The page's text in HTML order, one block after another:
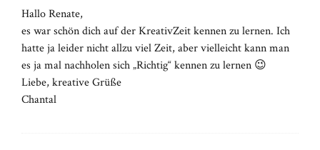
Hallo Renate,
es war schön dich auf der KreativZeit kennen zu lernen. Ich
hatte ja leider nicht allzu viel Zeit, aber vielleicht kann man
es ja mal nachholen sich „Richtig“ kennen zu lernen 😉
Liebe, kreative Grüße
Chantal